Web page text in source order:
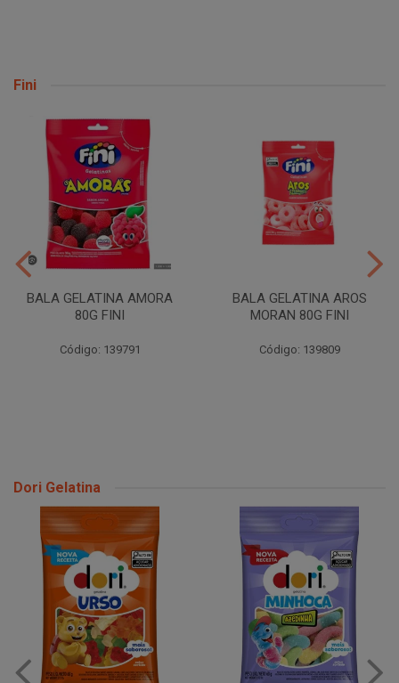
Fini
BALA GELATINA AMORA
80G FINI
Código: 139791
BALA GELATINA AROS
MORAN 80G FINI
Código: 139809
Dori Gelatina